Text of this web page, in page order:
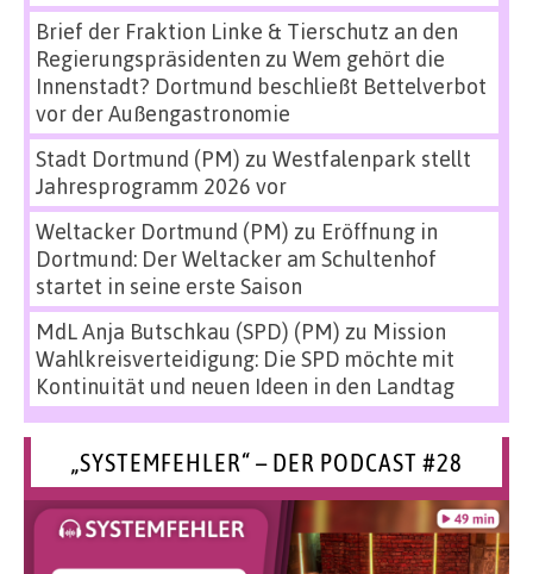
Brief der Fraktion Linke & Tierschutz an den
Regierungspräsidenten zu Wem gehört die
Innenstadt? Dortmund beschließt Bettelverbot
vor der Außengastronomie
Stadt Dortmund (PM) zu Westfalenpark stellt
Jahresprogramm 2026 vor
Weltacker Dortmund (PM) zu Eröffnung in
Dortmund: Der Weltacker am Schultenhof
startet in seine erste Saison
MdL Anja Butschkau (SPD) (PM) zu Mission
Wahlkreisverteidigung: Die SPD möchte mit
Kontinuität und neuen Ideen in den Landtag
„SYSTEMFEHLER“ – DER PODCAST #28